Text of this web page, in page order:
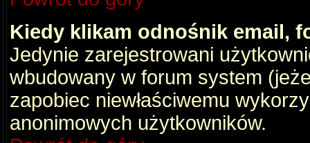
Kiedy klikam odnośnik email,
Jedynie zarejestrowani
wbudowany w forum system
zapobiec niewłaściwemu
anonimowych użytkowników.